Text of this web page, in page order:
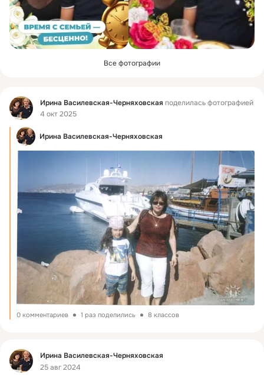
Все фотографии
Фид Ирина Василевская-Черняховская поделилась фотографией
4 окт 2025
Ирина Василевская-Черняховская
0 комментариев 1 раз поделились 8 классов
Фид
Ирина Василевская-Черняховская
25 авг 2024